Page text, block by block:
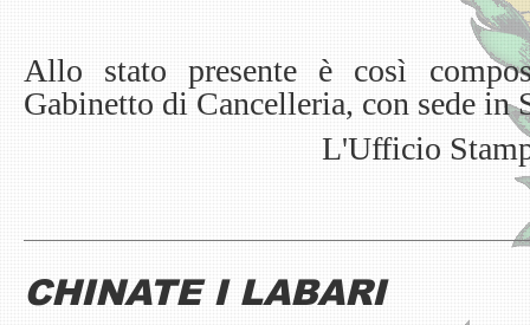
Allo stato presente è così
Gabinetto di Cancelleria, con sede in
L'Ufficio
CHINATE I LABARI